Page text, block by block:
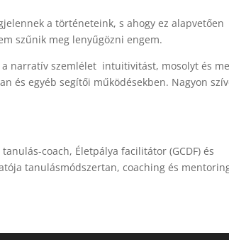
a történeteink, s ahogy ez alapvetően
szűnik meg lenyűgözni engem.
narratív szemlélet intuitivitást, mosolyt és
és egyéb segítői működésekben. Nagyon
coach, Életpálya facilitátor (GCDF) és
tanulásmódszertan, coaching és